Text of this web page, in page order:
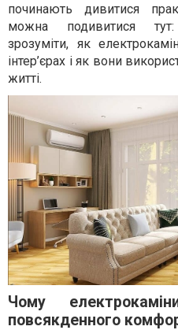
починають дивитися
можна подивитися
зрозуміти, як
інтер’єрах і як вони
житті.
Чому
повсякденного